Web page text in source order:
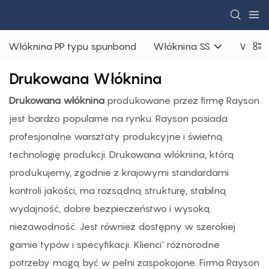
Włóknina PP typu spunbond Włóknina SS
Drukowana Włóknina
Drukowana włóknina produkowane przez firmę Rayson
jest bardzo popularne na rynku. Rayson posiada
profesjonalne warsztaty produkcyjne i świetną
technologię produkcji. Drukowana włóknina, którą
produkujemy, zgodnie z krajowymi standardami
kontroli jakości, ma rozsądną strukturę, stabilną
wydajność, dobre bezpieczeństwo i wysoką
niezawodność. Jest również dostępny w szerokiej
gamie typów i specyfikacji. Klienci' różnorodne
potrzeby mogą być w pełni zaspokojone. Firma Rayson